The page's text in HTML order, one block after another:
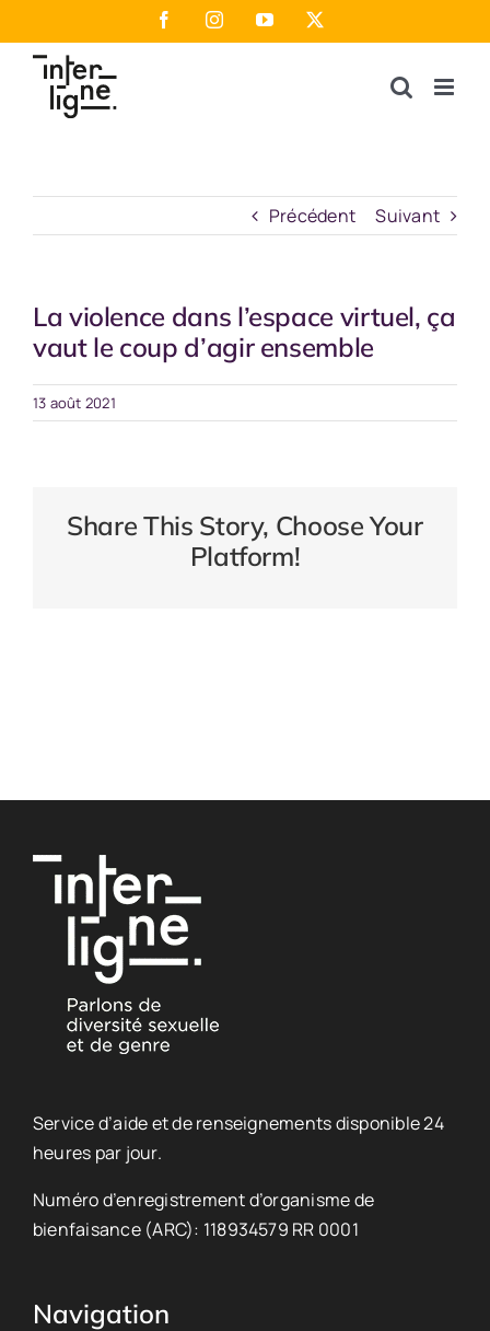
au
contenu
FacebookInstagramYouTube
Précédent Suivant
La violence dans l’espace virtuel, ça
vaut le coup d’agir ensemble
13 août 2021
Share This Story, Choose Your
Platform!
Service d’aide et de renseignements disponible 24
heures par jour.
Numéro d’enregistrement d’organisme de
bienfaisance (ARC): 118934579 RR 0001
Navigation